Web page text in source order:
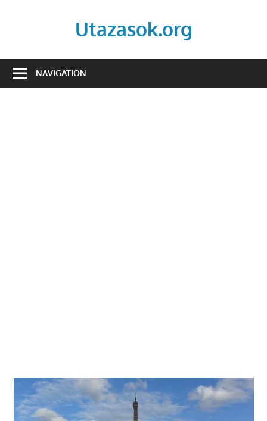
Utazasok.org
NAVIGATION